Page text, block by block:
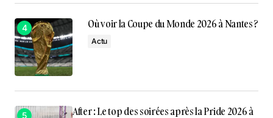
Où voir la Coupe du Monde 2026 à Nantes ?
Actu
After : Le top des soirées après la Pride 2026 à